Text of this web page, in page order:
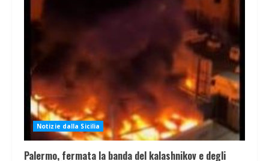
Notizie dalla Sicilia
Palermo, fermata la banda del kalashnikov e degli